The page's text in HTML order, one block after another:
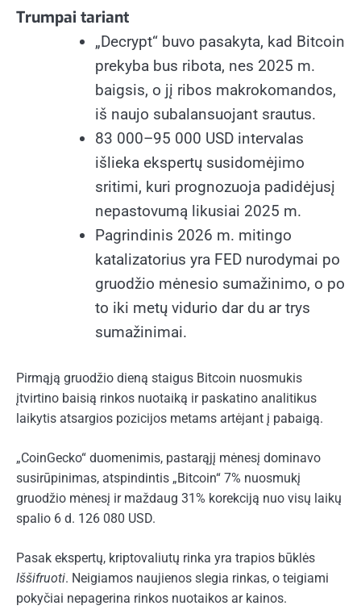
Trumpai tariant
„Decrypt“ buvo pasakyta, kad Bitcoin
prekyba bus ribota, nes 2025 m.
baigsis, o jį ribos makrokomandos,
iš naujo subalansuojant srautus.
83 000–95 000 USD intervalas
išlieka ekspertų susidomėjimo
sritimi, kuri prognozuoja padidėjusį
nepastovumą likusiai 2025 m.
Pagrindinis 2026 m. mitingo
katalizatorius yra FED nurodymai po
gruodžio mėnesio sumažinimo, o po
to iki metų vidurio dar du ar trys
sumažinimai.
Pirmąją gruodžio dieną staigus Bitcoin nuosmukis
įtvirtino baisią rinkos nuotaiką ir paskatino analitikus
laikytis atsargios pozicijos metams artėjant į pabaigą.
„CoinGecko“ duomenimis, pastarąjį mėnesį dominavo
susirūpinimas, atspindintis „Bitcoin“ 7% nuosmukį
gruodžio mėnesį ir maždaug 31% korekciją nuo visų laikų
spalio 6 d. 126 080 USD.
Pasak ekspertų, kriptovaliutų rinka yra trapios būklės
Iššifruoti. Neigiamos naujienos slegia rinkas, o teigiami
pokyčiai nepagerina rinkos nuotaikos ar kainos.